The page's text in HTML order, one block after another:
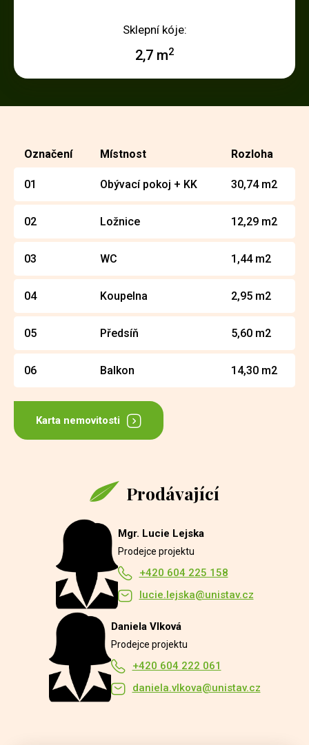
Sklepní kóje:
2,7 m2
Označení Místnost Rozloha
01 Obývací pokoj + KK 30,74 m2
02 Ložnice 12,29 m2
03 WC 1,44 m2
04 Koupelna 2,95 m2
05 Předsíň 5,60 m2
06 Balkon 14,30 m2
Karta nemovitosti
Prodávající
Mgr. Lucie Lejska
Prodejce projektu
+420 604 225 158
lucie.lejska@unistav.cz
Daniela Vlková
Prodejce projektu
+420 604 222 061
daniela.vlkova@unistav.cz